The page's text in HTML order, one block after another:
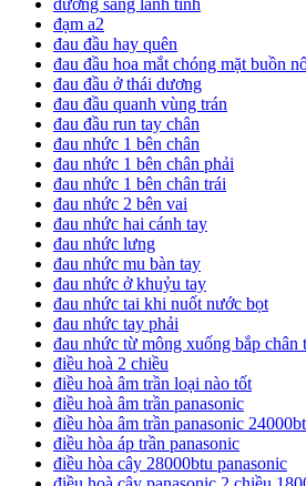
dưỡng sáng lành tính
đạm a2
đau đầu hay quên
đau đầu hoa mắt chóng mặt buồn
đau đầu ở thái dương
đau đầu quanh vùng trán
đau đầu run tay chân
đau nhức 1 bên chân
đau nhức 1 bên chân phải
đau nhức 1 bên chân trái
đau nhức 2 bên vai
đau nhức hai cánh tay
đau nhức lưng
đau nhức mu bàn tay
đau nhức ở khuỷu tay
đau nhức tai khi nuốt nước bọt
đau nhức tay phải
đau nhức từ mông xuống bắp chân
điều hoà 2 chiều
điều hoà âm trần loại nào tốt
điều hoà âm trần panasonic
điều hòa âm trần panasonic
điều hòa áp trần panasonic
điều hòa cây 28000btu panasonic